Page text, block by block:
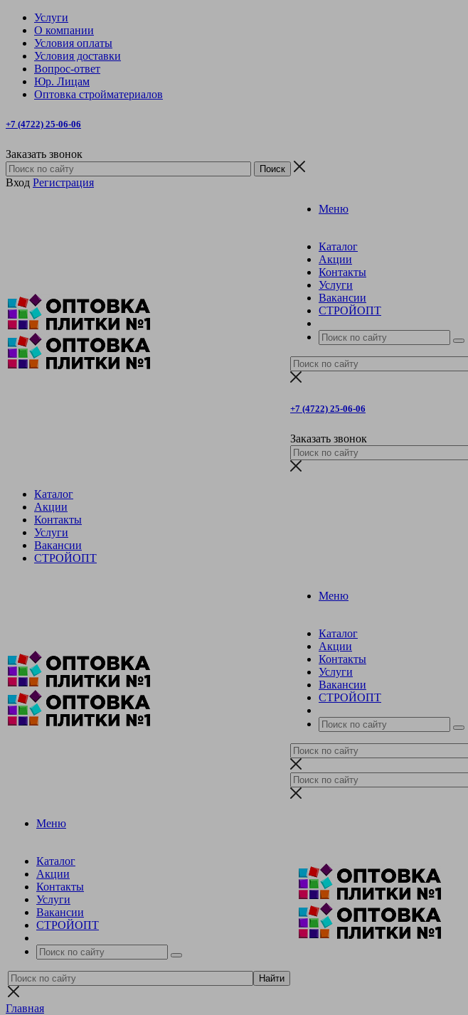
Услуги
О компании
Условия оплаты
Условия доставки
Вопрос-ответ
Юр. Лицам
Оптовка стройматериалов
+7 (4722) 25-06-06
Заказать звонок
Вход Регистрация
Меню
Каталог
Акции
Контакты
Услуги
Вакансии
СТРОЙОПТ
+7 (4722) 25-06-06
Заказать звонок
Каталог
Акции
Контакты
Услуги
Вакансии
СТРОЙОПТ
Меню
Каталог
Акции
Контакты
Услуги
Вакансии
СТРОЙОПТ
Меню
Каталог
Акции
Контакты
Услуги
Вакансии
СТРОЙОПТ
Главная